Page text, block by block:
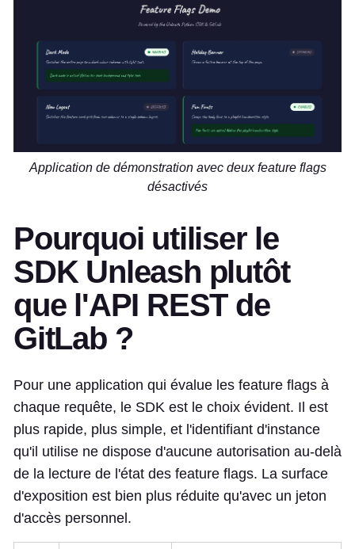
Application de démonstration avec deux feature flags
désactivés
Pourquoi utiliser le
SDK Unleash plutôt
que l'API REST de
GitLab ?
Pour une application qui évalue les feature flags à
chaque requête, le SDK est le choix évident. Il est
plus rapide, plus simple, et l'identifiant d'instance
qu'il utilise ne dispose d'aucune autorisation au-delà
de la lecture de l'état des feature flags. La surface
d'exposition est bien plus réduite qu'avec un jeton
d'accès personnel.